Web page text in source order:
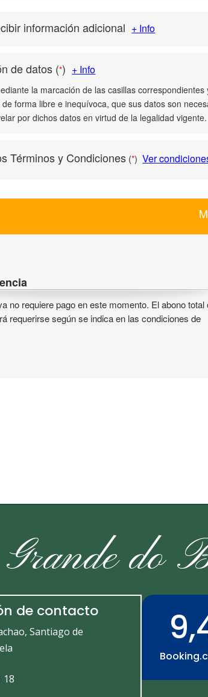
información adicional + Info
de datos (*) + Info
la marcación de las casillas
forma libre e inequívoca, que sus datos son
por dichos datos en virtud de la legalidad vigente.
Términos y Condiciones (*)Ver
no requiere pago en este momento. El abono total
requerirse según se indica en las condiciones de
Grande do
de contacto
Santiago de
18